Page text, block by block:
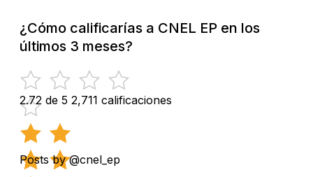
¿Cómo calificarías a CNEL EP en los
últimos 3 meses?
2.72 de 5 2,711 calificaciones
Posts by @cnel_ep